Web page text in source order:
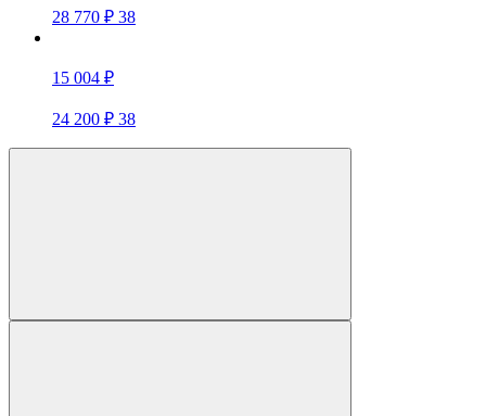
28 770 ₽ 38
15 004 ₽
24 200 ₽ 38